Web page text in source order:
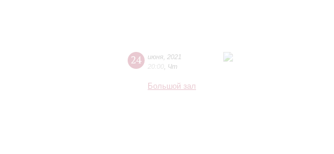
24 июня 2021
20:00 Чт
Большой зал